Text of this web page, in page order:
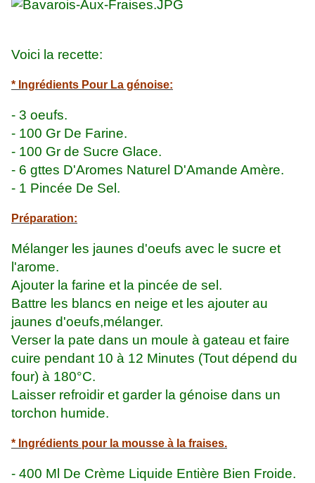
Voici la recette:
* Ingrédients Pour La génoise:
- 3 oeufs.
- 100 Gr De Farine.
- 100 Gr de Sucre Glace.
- 6 gttes D'Aromes Naturel D'Amande Amère.
- 1 Pincée De Sel.
Préparation:
Mélanger les jaunes d'oeufs avec le sucre et
l'arome.
Ajouter la farine et la pincée de sel.
Battre les blancs en neige et les ajouter au
jaunes d'oeufs,mélanger.
Verser la pate dans un moule à gateau et faire
cuire pendant 10 à 12 Minutes (Tout dépend du
four) à 180°C.
Laisser refroidir et garder la génoise dans un
torchon humide.
* Ingrédients pour la mousse à la fraises.
- 400 Ml De Crème Liquide Entière Bien Froide.